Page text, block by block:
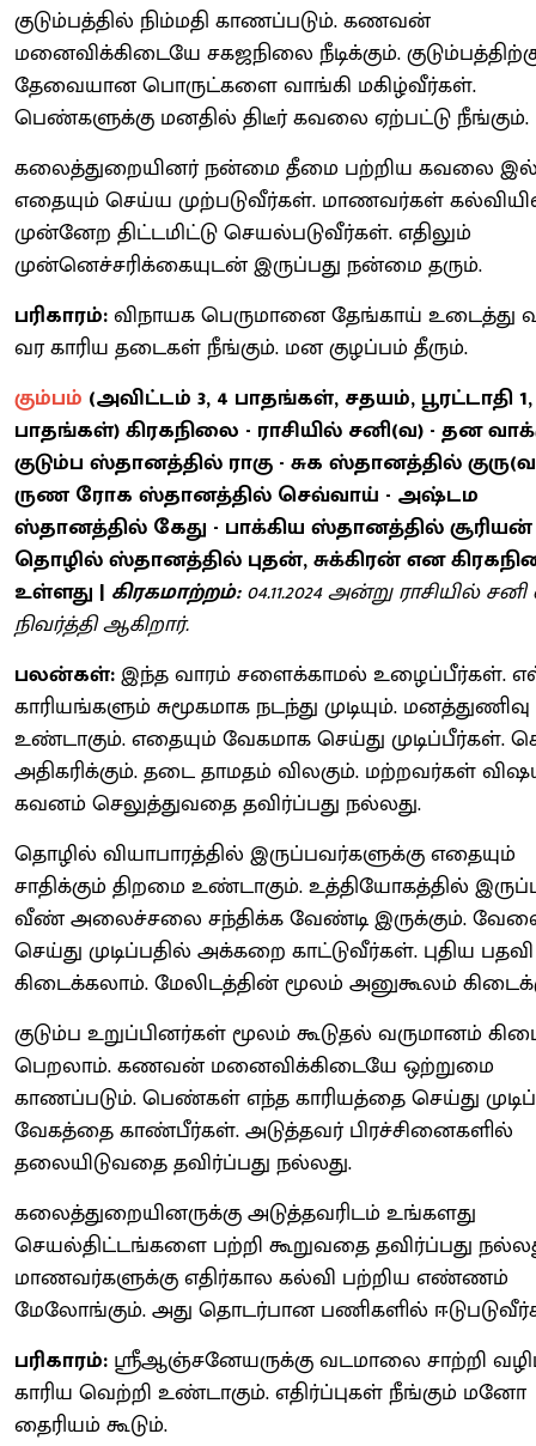
குடும்பத்தில் நிம்மதி காணப்படும். கணவன்
மனைவிக்கிடையே சகஜநிலை நீடிக்கும்.
தேவையான பொருட்களை வாங்கி மகிழ்வீர்கள்.
பெண்களுக்கு மனதில் திடீர் கவலை ஏற்பட்டு நீங்கும்.
கலைத்துறையினர் நன்மை தீமை பற்றிய கவலை
எதையும் செய்ய முற்படுவீர்கள். மாணவர்கள்
முன்னேற திட்டமிட்டு செயல்படுவீர்கள். எதிலும்
முன்னெச்சரிக்கையுடன் இருப்பது நன்மை தரும்.
பரிகாரம்:விநாயக பெருமானை தேங்காய் உடைத்து
வர காரிய தடைகள் நீங்கும். மன குழப்பம் தீரும்.
கும்பம் (அவிட்டம் 3, 4 பாதங்கள், சதயம், பூரட்டாதி 1,
பாதங்கள்) கிரகநிலை - ராசியில் சனி(வ) - தன
குடும்ப ஸ்தானத்தில் ராகு - சுக ஸ்தானத்தில்
ருண ரோக ஸ்தானத்தில் செவ்வாய் - அஷ்டம
ஸ்தானத்தில் கேது - பாக்கிய ஸ்தானத்தில் சூரியன்
தொழில் ஸ்தானத்தில் புதன், சுக்கிரன் என
உள்ளது | கிரகமாற்றம்:04.11.2024 அன்று ராசியில்
நிவர்த்தி ஆகிறார்.
பலன்கள்:இந்த வாரம் சளைக்காமல் உழைப்பீர்கள்.
காரியங்களும் சுமூகமாக நடந்து முடியும். மனத்துணிவு
உண்டாகும். எதையும் வேகமாக செய்து முடிப்பீர்கள்.
அதிகரிக்கும். தடை தாமதம் விலகும். மற்றவர்கள்
கவனம் செலுத்துவதை தவிர்ப்பது நல்லது.
தொழில் வியாபாரத்தில் இருப்பவர்களுக்கு எதையும்
சாதிக்கும் திறமை உண்டாகும். உத்தியோகத்தில்
வீண் அலைச்சலை சந்திக்க வேண்டி இருக்கும்.
செய்து முடிப்பதில் அக்கறை காட்டுவீர்கள். புதிய பதவி
கிடைக்கலாம். மேலிடத்தின் மூலம் அனுகூலம்
குடும்ப உறுப்பினர்கள் மூலம் கூடுதல் வருமானம்
பெறலாம். கணவன் மனைவிக்கிடையே ஒற்றுமை
காணப்படும். பெண்கள் எந்த காரியத்தை செய்து
வேகத்தை காண்பீர்கள். அடுத்தவர் பிரச்சினைகளில்
தலையிடுவதை தவிர்ப்பது நல்லது.
கலைத்துறையினருக்கு அடுத்தவரிடம் உங்களது
செயல்திட்டங்களை பற்றி கூறுவதை தவிர்ப்பது
மாணவர்களுக்கு எதிர்கால கல்வி பற்றிய எண்ணம்
மேலோங்கும். அது தொடர்பான பணிகளில்
பரிகாரம்: ஸ்ரீஆஞ்சனேயருக்கு வடமாலை சாற்றி
காரிய வெற்றி உண்டாகும். எதிர்ப்புகள் நீங்கும் மனோ
தைரியம் கூடும்.